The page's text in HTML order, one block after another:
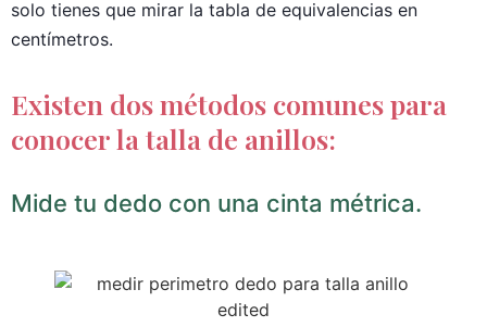
solo tienes que mirar la tabla de equivalencias en
centímetros.
Existen dos métodos comunes para
conocer la talla de anillos:
Mide tu dedo con una cinta métrica.